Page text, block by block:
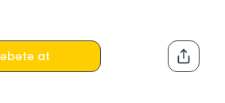
MSI Mystic Light, Gigabyte RGB
Polychrome ilə uyğunluq
at